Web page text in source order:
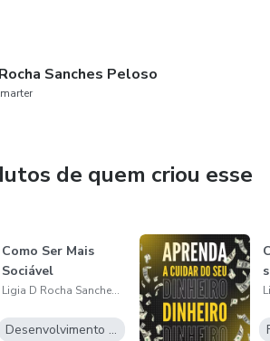
Sanches Peloso
de quem criou esse
Como Ser Mais
Sociável
Ligia D Rocha Sanches Peloso
Desenvolvimento Pessoal